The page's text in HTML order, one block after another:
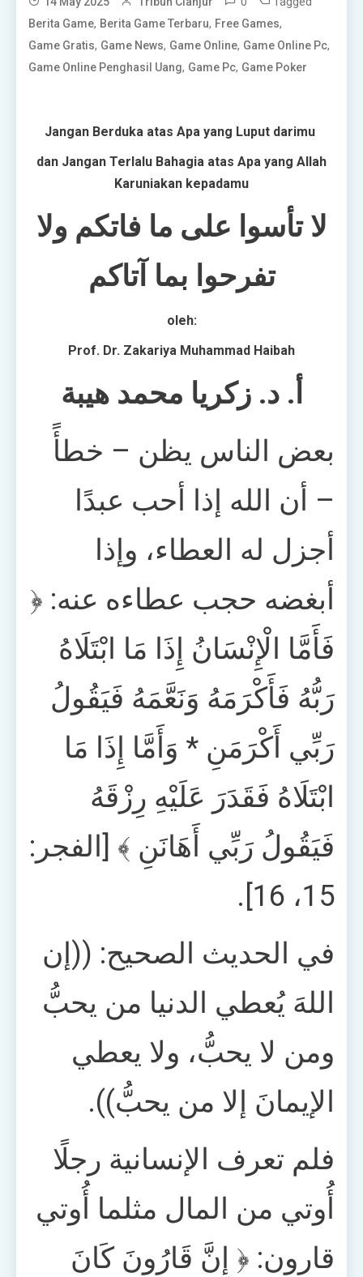
Berita Game, Berita Game Terbaru, Free Games,
Game Gratis, Game News, Game Online, Game Online Pc,
Game Online Penghasil Uang, Game Pc, Game Poker
Jangan Berduka atas Apa yang Luput darimu
dan Jangan Terlalu Bahagia atas Apa yang Allah
Karuniakan kepadamu
لا تأسوا على ما فاتكم ولا
تفرحوا بما آتاكم
oleh:
Prof. Dr. Zakariya Muhammad Haibah
أ. د. زكريا محمد هيبة
بعض الناس يظن – خطأً
– أن الله إذا أحب عبدًا
أجزل له العطاء، وإذا
أبغضه حجب عطاءه عنه: ﴿
فَأَمَّا الْإِنْسَانُ إِذَا مَا ابْتَلَاهُ
رَبُّهُ فَأَكْرَمَهُ وَنَعَّمَهُ فَيَقُولُ
رَبِّي أَكْرَمَنِ * وَأَمَّا إِذَا مَا
ابْتَلَاهُ فَقَدَرَ عَلَيْهِ رِزْقَهُ
فَيَقُولُ رَبِّي أَهَانَنِ ﴾ [الفجر:
15، 16].
في الحديث الصحيح: ((إن
اللهَ يُعطي الدنيا من يحبُّ
ومن لا يحبُّ، ولا يعطي
الإيمانَ إلا من يحبُّ)).
فلم تعرف الإنسانية رجلًا
أُوتي من المال مثلما أُوتي
قارون: ﴿ إِنَّ قَارُونَ كَانَ